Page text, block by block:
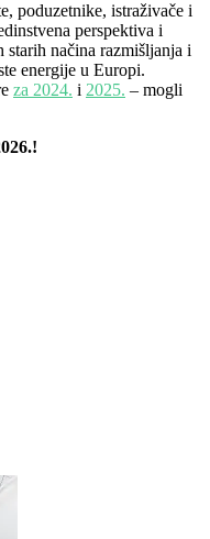
poduzetnike, istraživače i
perspektiva i
načina razmišljanja i
energije u Europi.
za 2024. i 2025. – mogli